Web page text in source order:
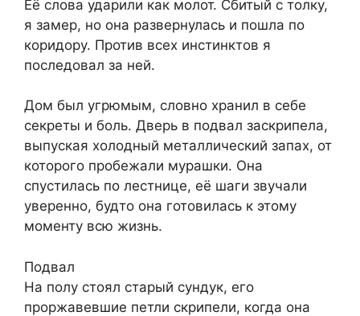
Её слова ударили как молот. Сбитый с толку,
я замер, но она развернулась и пошла по
коридору. Против всех инстинктов я
последовал за ней.
Дом был угрюмым, словно хранил в себе
секреты и боль. Дверь в подвал заскрипела,
выпуская холодный металлический запах, от
которого пробежали мурашки. Она
спустилась по лестнице, её шаги звучали
уверенно, будто она готовилась к этому
моменту всю жизнь.
Подвал
На полу стоял старый сундук, его
проржавевшие петли скрипели, когда она